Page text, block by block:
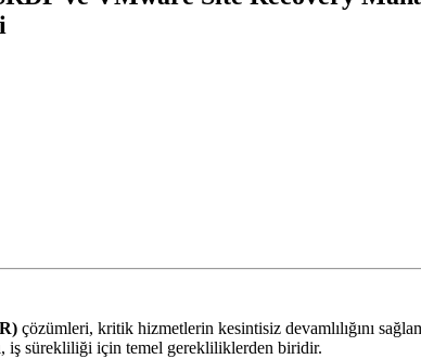
çözümleri, kritik hizmetlerin kesintisiz devamlılığını
iş sürekliliği için temel gerekliliklerden biridir.